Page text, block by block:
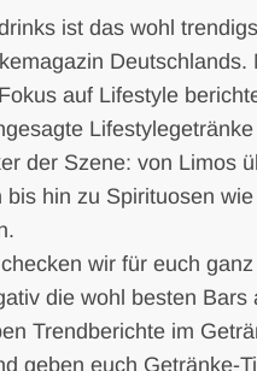
ist das wohl
Deutschlands.
auf Lifestyle
der Szene: von Limos
bis hin zu Spirituosen
wir für euch ganz
die wohl besten Bars
Trendberichte im
geben euch Getränke-